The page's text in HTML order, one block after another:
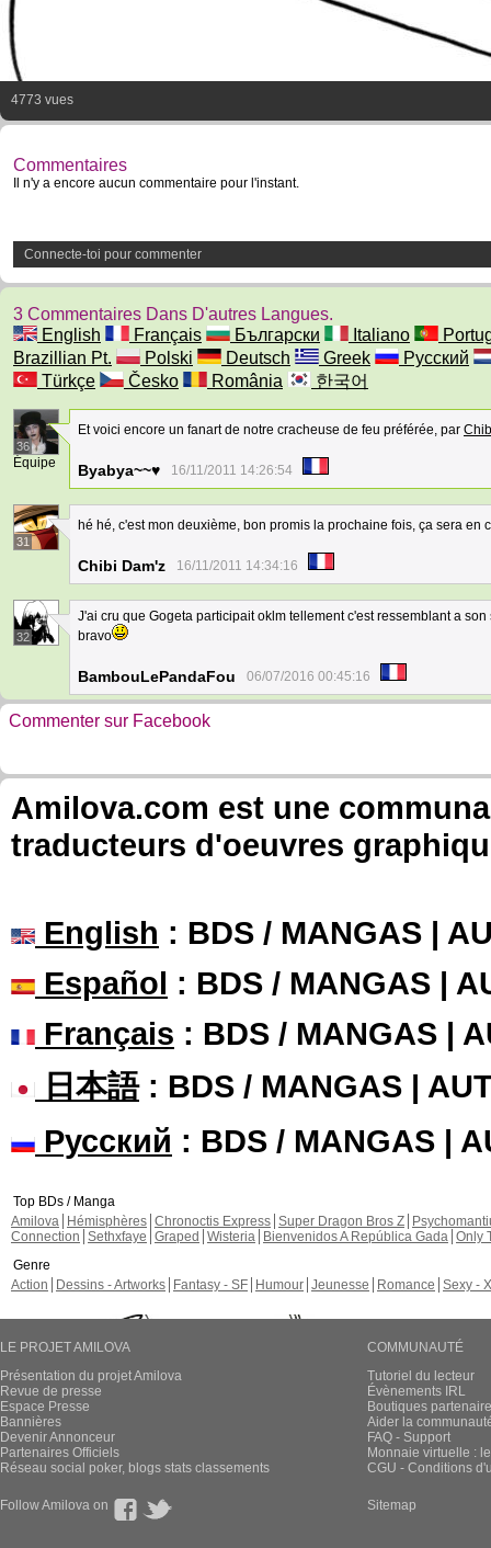
4773 vues
Commentaires
Il n'y a encore aucun commentaire pour l'instant.
Connecte-toi pour commenter
3 Commentaires Dans D'autres Langues.
English
Français Български Italiano
Brazillian Pt.
Polski Deutsch Greek
Русский
Türkçe
Česko România 한국어
36
Équipe
Et voici encore un fanart de notre cracheuse de feu préférée, par
Byabya~~♥ 16/11/2011 14:26:54
31
hé hé, c'est mon deuxième, bon promis la prochaine fois, ça sera en
Chibi Dam'z 16/11/2011 14:34:16
32
J'ai cru que Gogeta participait oklm tellement c'est ressemblant a son
bravo
BambouLePandaFou 06/07/2016 00:45:16
Commenter sur Facebook
Amilova.com est une
traducteurs d'oeuvres
English : BDS / MANGAS |
Español : BDS / MANGAS |
Français : BDS / MANGAS |
日本語: BDS / MANGAS |
Русский : BDS / MANGAS |
Top BDs / Manga
Amilova
Hémisphères Chronoctis Express Super Dragon Bros Z
Connection Sethxfaye Graped Wisteria Bienvenidos A República Gada Only
Genre
Action
Dessins - Artworks Fantasy - SF Humour Jeunesse Romance Sexy -
LE PROJET AMILOVA
Présentation du projet Amilova
Revue de presse
Espace Presse
Bannières
Devenir Annonceur
Partenaires Officiels
Réseau social poker, blogs stats classements
COMMUNAUTÉ
Tutoriel du lecteur
Évènements IRL
Boutiques
Aider la
FAQ - Support
Monnaie virtuelle :
CGU - Conditions
Follow Amilova on Sitemap